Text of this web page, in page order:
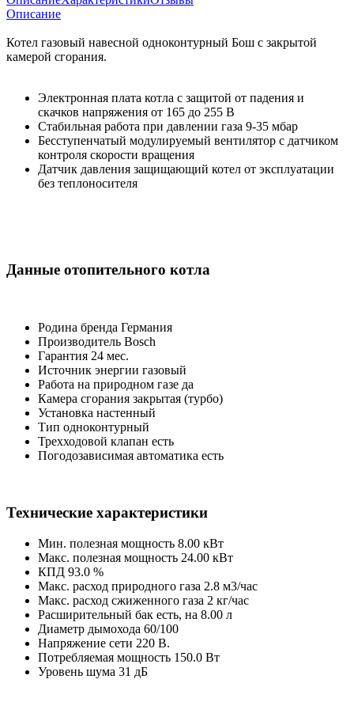
Описание
Котел газовый навесной одноконтурный Бош с закрытой
камерой сгорания.
Электронная плата котла с защитой от падения и
скачков напряжения от 165 до 255 В
Стабильная работа при давлении газа 9-35 мбар
Бесступенчатый модулируемый вентилятор с датчиком
контроля скорости вращения
Датчик давления защищающий котел от эксплуатации
без теплоносителя
Данные отопительного котла
Родина бренда Германия
Производитель Bosch
Гарантия 24 мес.
Источник энергии газовый
Работа на природном газе да
Камера сгорания закрытая (турбо)
Установка настенный
Тип одноконтурный
Трехходовой клапан есть
Погодозависимая автоматика есть
Технические характеристики
Мин. полезная мощность 8.00 кВт
Макс. полезная мощность 24.00 кВт
КПД 93.0 %
Макс. расход природного газа 2.8 м3/час
Макс. расход сжиженного газа 2 кг/час
Расширительный бак есть, на 8.00 л
Диаметр дымохода 60/100
Напряжение сети 220 В.
Потребляемая мощность 150.0 Вт
Уровень шума 31 дБ